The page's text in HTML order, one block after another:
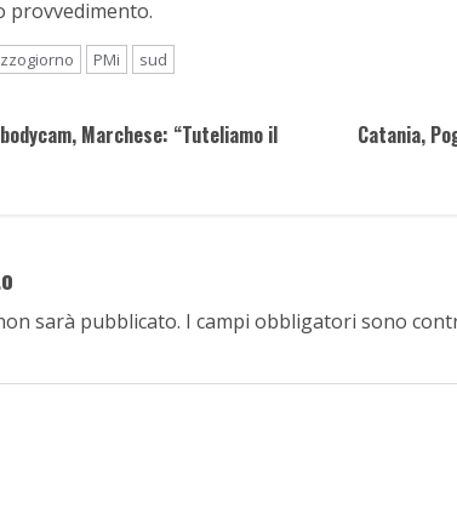
provvedimento.
PMi sud
Marchese: “Tuteliamo il
Catania,
sarà pubblicato. I campi obbligatori sono